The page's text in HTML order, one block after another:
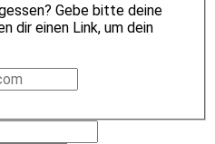
Gebe bitte deine
dir einen Link, um dein